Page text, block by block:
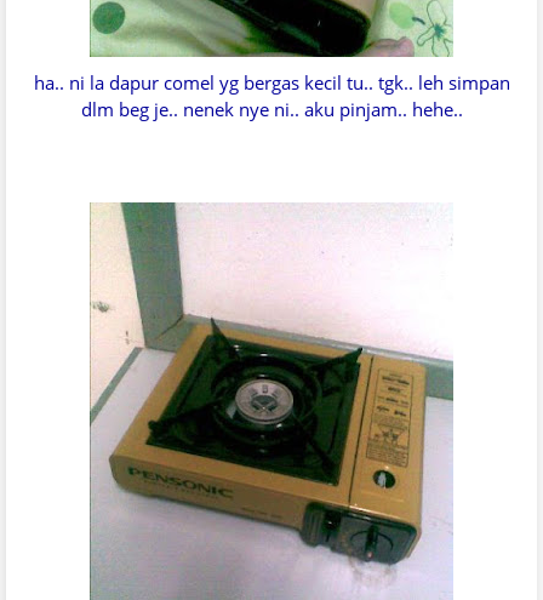
ha.. ni la dapur comel yg bergas kecil tu.. tgk.. leh simpan
dlm beg je.. nenek nye ni.. aku pinjam.. hehe..